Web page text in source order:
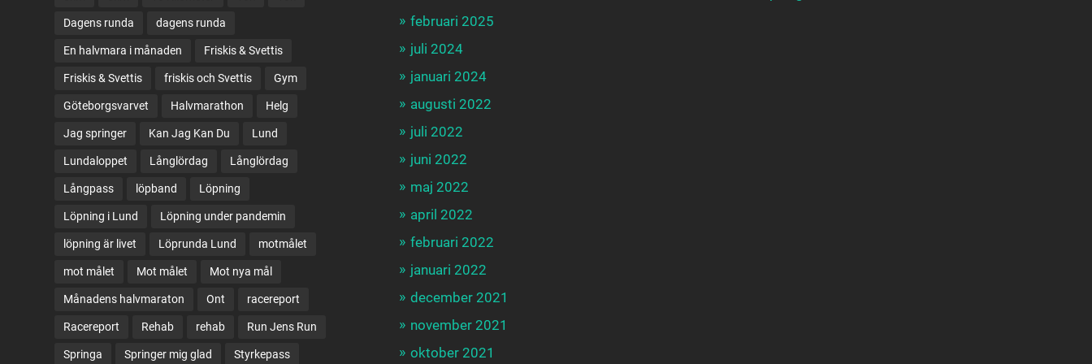
Dagens runda dagens runda
En halvmara i månaden Friskis & Svettis
Friskis & Svettis friskis och Svettis Gym
Göteborgsvarvet Halvmarathon Helg
Jag springer Kan Jag Kan Du Lund
Lundaloppet Långlördag Långlördag
Långpass löpband Löpning
Löpning i Lund Löpning under pandemin
löpning är livet Löprunda Lund motmålet
mot målet Mot målet Mot nya mål
Månadens halvmaraton Ont racereport
Racereport Rehab rehab Run Jens Run
Springa Springer mig glad Styrkepass
februari 2025
juli 2024
januari 2024
augusti 2022
juli 2022
juni 2022
maj 2022
april 2022
februari 2022
januari 2022
december 2021
november 2021
oktober 2021